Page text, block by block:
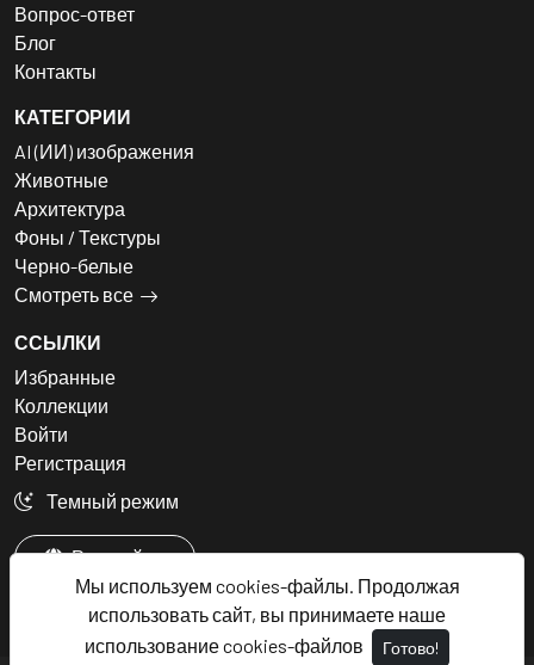
Мы используем cookies-файлы. Продолжая
использовать сайт, вы принимаете наше
использование cookies-файлов
Готово!
Вопрос-ответ
Блог
Контакты
КАТЕГОРИИ
AI (ИИ) изображения
Животные
Архитектура
Фоны / Текстуры
Черно-белые
Смотреть все
ССЫЛКИ
Избранные
Коллекции
Войти
Регистрация
Темный режим
Русский